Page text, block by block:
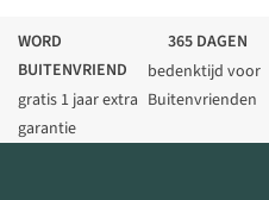
WORD
BUITENVRIEND
gratis 1 jaar extra
garantie
365 DAGEN
bedenktijd voor
Buitenvrienden